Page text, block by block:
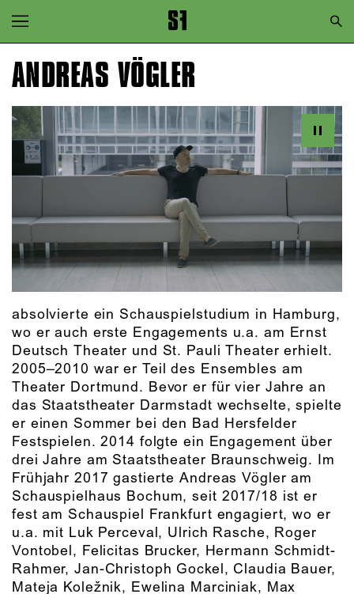
Zur Hauptnavigation springen
Zum Hauptinhalt springen
ANDREAS VÖGLER
absolvierte ein Schauspielstudium in Hamburg,
wo er auch erste Engagements u.a. am Ernst
Deutsch Theater und St. Pauli Theater erhielt.
2005–2010 war er Teil des Ensembles am
Theater Dortmund. Bevor er für vier Jahre an
das Staatstheater Darmstadt wechselte, spielte
er einen Sommer bei den Bad Hersfelder
Festspielen. 2014 folgte ein Engagement über
drei Jahre am Staatstheater Braunschweig. Im
Frühjahr 2017 gastierte Andreas Vögler am
Schauspielhaus Bochum, seit 2017/18 ist er
fest am Schauspiel Frankfurt engagiert, wo er
u.a. mit Luk Perceval, Ulrich Rasche, Roger
Vontobel, Felicitas Brucker, Hermann Schmidt-
Rahmer, Jan-Christoph Gockel, Claudia Bauer,
Mateja Koležnik, Ewelina Marciniak, Max